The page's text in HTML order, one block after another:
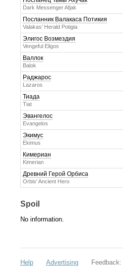
Dark Messenger Afjak
Посланник Валакаса Потикия
Valakas' Herald Potigia
Элигос Возмездия
Vengeful Eligos
Валлок
Balok
Раджарос
Lazaros
Тиада
Tiat
Эвангелос
Evangelos
Экимус
Ekimus
Кимериан
Kimerian
Древний Герой Орбиса
Orbis' Ancient Hero
Spoil
No information.
Help Advertising Feedback: